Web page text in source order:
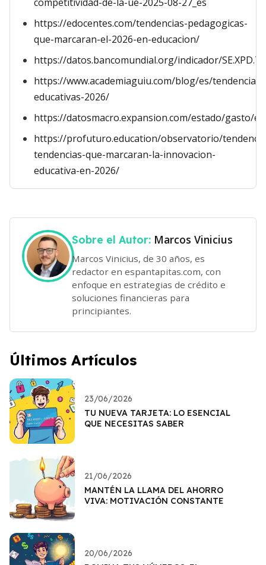
https://edocentes.com/tendencias-pedagogicas-
que-marcaran-el-2026-en-educacion/
https://datos.bancomundial.org/indicador/
https://www.academiaguiu.com/blog/es/tendencias-
educativas-2026/
https://datosmacro.expansion.com/estado/gasto/
https://profuturo.education/observatorio/
tendencias-que-marcaran-la-innovacion-
educativa-en-2026/
Sobre el Autor: Marcos Vinicius
Marcos Vinicius, de 30 años, es
redactor en espantapitas.com, con
enfoque en estrategias de crédito e
soluciones financieras para
principiantes.
Últimos Artículos
23/06/2026
TU NUEVA TARJETA: LO ESENCIAL
QUE NECESITAS SABER
21/06/2026
MANTÉN LA LLAMA DEL AHORRO
VIVA: MOTIVACIÓN CONSTANTE
20/06/2026